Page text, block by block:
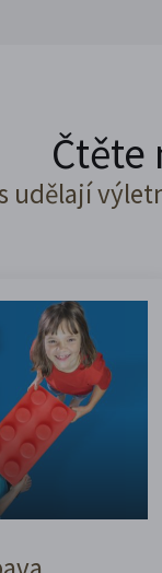
Čtěte
udělají